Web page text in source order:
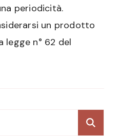
periodicità.
un prodotto
legge n° 62 del